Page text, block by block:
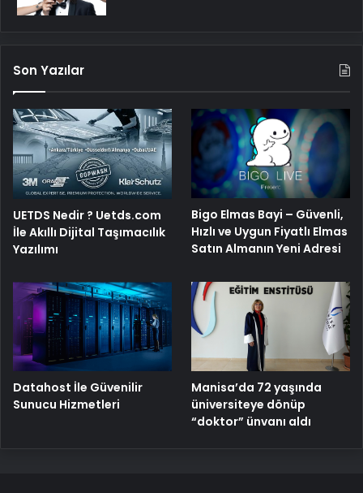
Son Yazılar
UETDS Nedir ? Uetds.com
İle Akıllı Dijital Taşımacılık
Yazılımı
Bigo Elmas Bayi – Güvenli,
Hızlı ve Uygun Fiyatlı Elmas
Satın Almanın Yeni Adresi
Datahost İle Güvenilir
Sunucu Hizmetleri
Manisa’da 72 yaşında
üniversiteye dönüp
“doktor” ünvanı aldı